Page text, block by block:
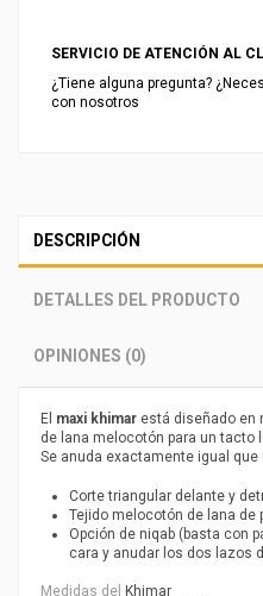
SERVICIO DE ATENCIÓN AL
¿Tiene alguna pregunta?
con nosotros
DESCRIPCIÓN
DETALLES DEL PRODUCTO
OPINIONES (0)
El maxi khimar está diseñado en
de lana melocotón para un tacto
Se anuda exactamente igual que
Corte triangular delante y
Tejido melocotón de lana de
Opción de niqab (basta con
cara y anudar los dos lazos
Medidas del Khimar